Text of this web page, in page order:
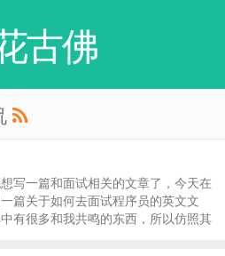
古佛
写一篇和面试相关的文章了，今天在
篇关于如何去面试程序员的英文文
有很多和我共鸣的东西，所以仿照其